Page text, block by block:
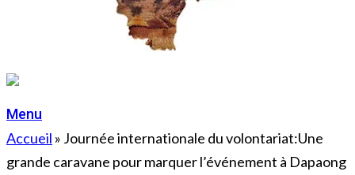
Menu
Accueil » Journée internationale du volontariat:Une
grande caravane pour marquer l’événement à Dapaong